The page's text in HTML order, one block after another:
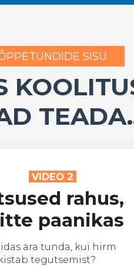
SISU
VIDEO 2
rahus,
paanikas
ära tunda, kui hirm
tegutsemist?